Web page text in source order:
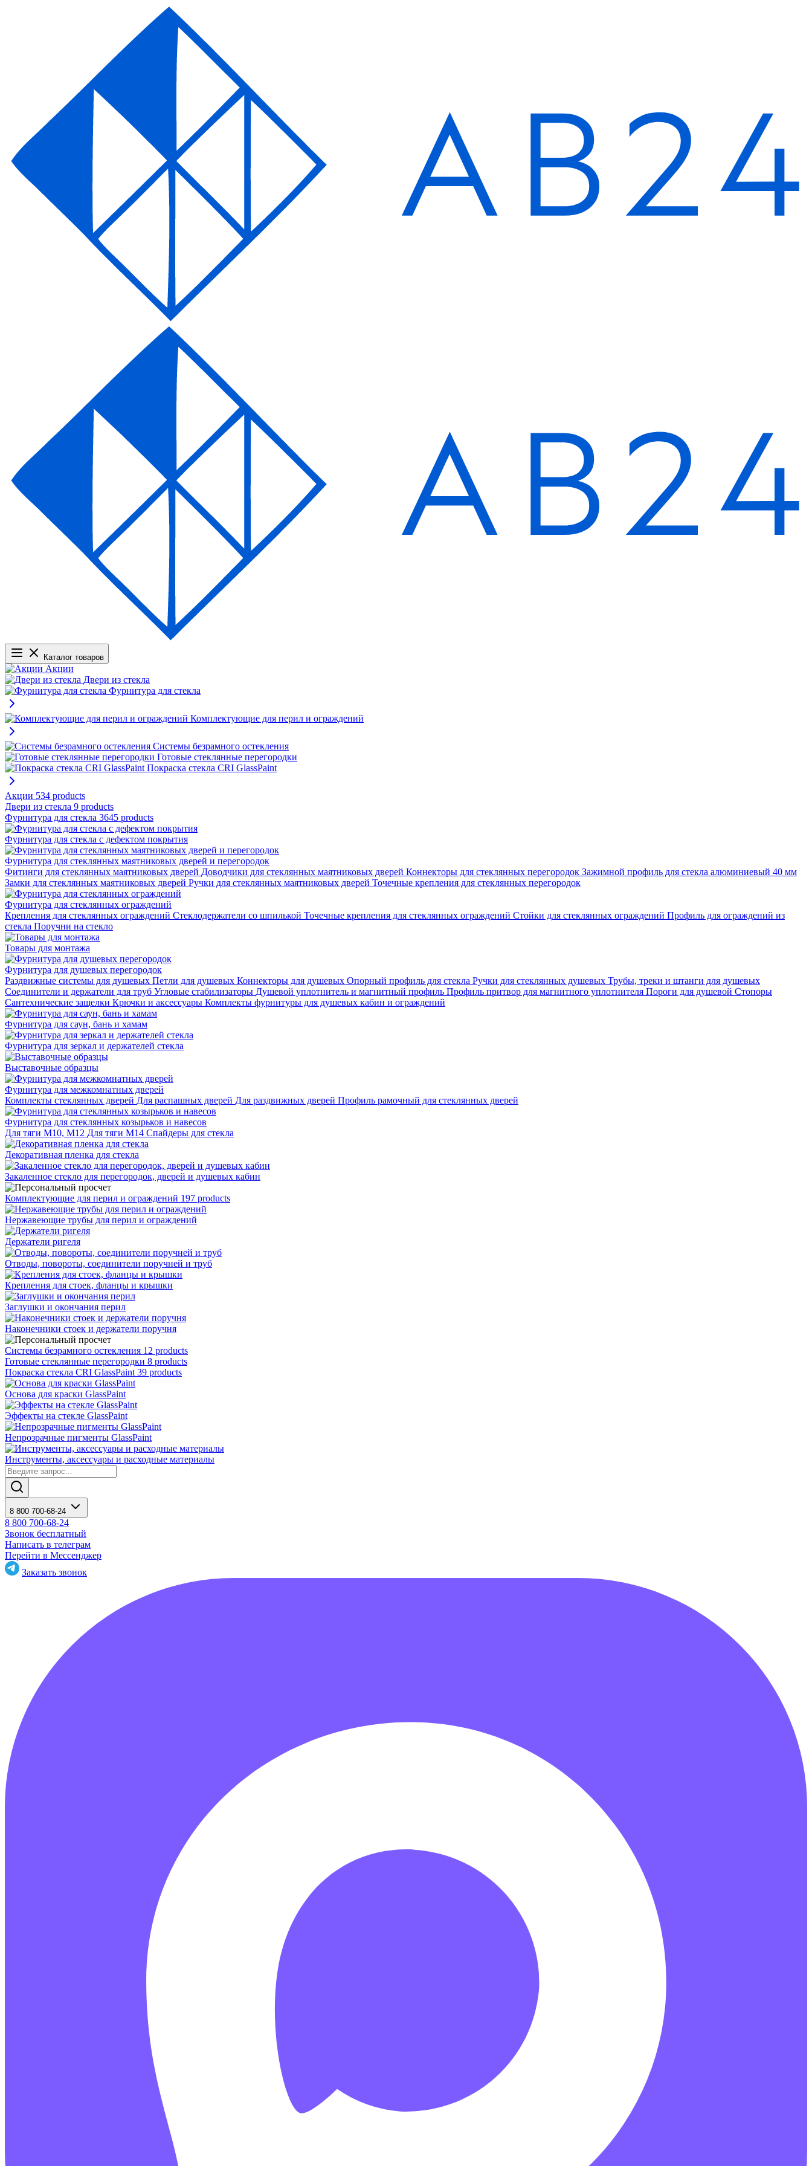
Каталог товаров
Акции
Двери из стекла
Фурнитура для стекла
Комплектующие для перил и ограждений
Системы безрамного остекления
Готовые стеклянные перегородки
Покраска стекла CRI GlassPaint
Акции 534 products
Двери из стекла 9 products
Фурнитура для стекла 3645 products
Фурнитура для стекла с дефектом покрытия
Фурнитура для стеклянных маятниковых дверей и перегородок
Фитинги для стеклянных маятниковых дверей Доводчики для стеклянных маятниковых дверей Коннекторы для стеклянных перегородок Зажимной профиль для стекла алюминиевый 40 мм
Замки для стеклянных маятниковых дверей Ручки для стеклянных маятниковых дверей Точечные крепления для стеклянных перегородок
Фурнитура для стеклянных ограждений
Крепления для стеклянных ограждений Стеклодержатели со шпилькой Точечные крепления для стеклянных ограждений Стойки для стеклянных ограждений Профиль для ограждений из
стекла Поручни на стекло
Товары для монтажа
Фурнитура для душевых перегородок
Раздвижные системы для душевых Петли для душевых Коннекторы для душевых Опорный профиль для стекла Ручки для стеклянных душевых Трубы, треки и штанги для душевых
Соединители и держатели для труб Угловые стабилизаторы Душевой уплотнитель и магнитный профиль Профиль притвор для магнитного уплотнителя Пороги для душевой Стопоры
Сантехнические защелки Крючки и аксессуары Комплекты фурнитуры для душевых кабин и ограждений
Фурнитура для саун, бань и хамам
Фурнитура для зеркал и держателей стекла
Выставочные образцы
Фурнитура для межкомнатных дверей
Комплекты стеклянных дверей Для распашных дверей Для раздвижных дверей Профиль рамочный для стеклянных дверей
Фурнитура для стеклянных козырьков и навесов
Для тяги М10, М12 Для тяги М14 Спайдеры для стекла
Декоративная пленка для стекла
Закаленное стекло для перегородок, дверей и душевых кабин
Комплектующие для перил и ограждений 197 products
Нержавеющие трубы для перил и ограждений
Держатели ригеля
Отводы, повороты, соединители поручней и труб
Крепления для стоек, фланцы и крышки
Заглушки и окончания перил
Наконечники стоек и держатели поручня
Системы безрамного остекления 12 products
Готовые стеклянные перегородки 8 products
Покраска стекла CRI GlassPaint 39 products
Основа для краски GlassPaint
Эффекты на стекле GlassPaint
Непрозрачные пигменты GlassPaint
Инструменты, аксессуары и расходные материалы
8 800 700-68-24
8 800 700-68-24
Звонок бесплатный
Написать в телеграм
Перейти в Мессенджер
Заказать звонок